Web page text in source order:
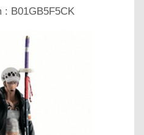
: B01GB5F5CK